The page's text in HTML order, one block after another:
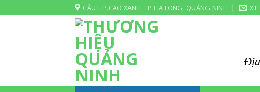
to
CẦU I, P.CAO XANH, TP.HẠ LONG, QUẢNG NINH